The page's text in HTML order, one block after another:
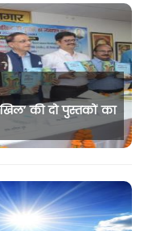
की दो पुस्तकों का